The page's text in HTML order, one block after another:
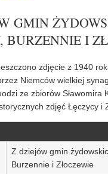
GMIN
BURZENNIE I
zdjęcie z 1940
Niemców wielkiej
ze zbiorów Sławomira
zdjęć Łęczycy i
Z dziejów gmin
Burzennie i Złoczewie